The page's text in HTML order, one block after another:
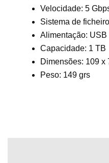
Velocidade: 5
Sistema de
Alimentação: USB
Capacidade: 1 TB
Dimensões: 109 x
Peso: 149 grs